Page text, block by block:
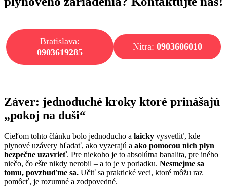
Bratislava:
0903619285
Nitra: 0903606010
Záver: jednoduché kroky ktoré prinášajú
„pokoj na duši“
Cieľom tohto článku bolo jednoducho a laicky vysvetliť, kde
plynové uzávery hľadať, ako vyzerajú a ako pomocou nich plyn
bezpečne uzavrieť. Pre niekoho je to absolútna banalita, pre iného
niečo, čo ešte nikdy nerobil – a to je v poriadku. Nesmejme sa
tomu, povzbuďme sa. Učiť sa praktické veci, ktoré môžu raz
pomôcť, je rozumné a zodpovedné.